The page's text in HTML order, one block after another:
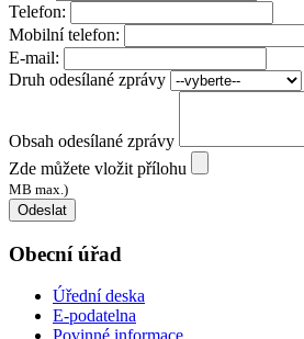
Telefon:
Mobilní telefon:
E-mail:
Druh odesílané zprávy
Obsah odesílané zprávy
Zde můžete vložit přílohu
MB max.)
Odeslat
Obecní úřad
Úřední deska
E-podatelna